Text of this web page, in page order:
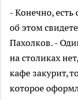
- Конечно,
об этом
Пахолков. -
на столиках
кафе закурит,
которое